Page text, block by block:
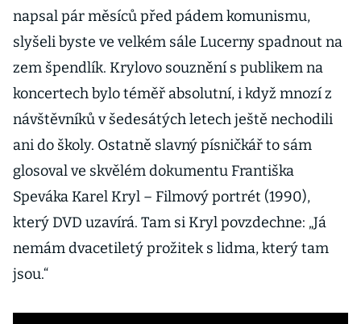
napsal pár měsíců před pádem komunismu,
slyšeli byste ve velkém sále Lucerny spadnout na
zem špendlík. Krylovo souznění s publikem na
koncertech bylo téměř absolutní, i když mnozí z
návštěvníků v šedesátých letech ještě nechodili
ani do školy. Ostatně slavný písničkář to sám
glosoval ve skvělém dokumentu Františka
Speváka Karel Kryl – Filmový portrét (1990),
který DVD uzavírá. Tam si Kryl povzdechne: „Já
nemám dvacetiletý prožitek s lidma, který tam
jsou.“